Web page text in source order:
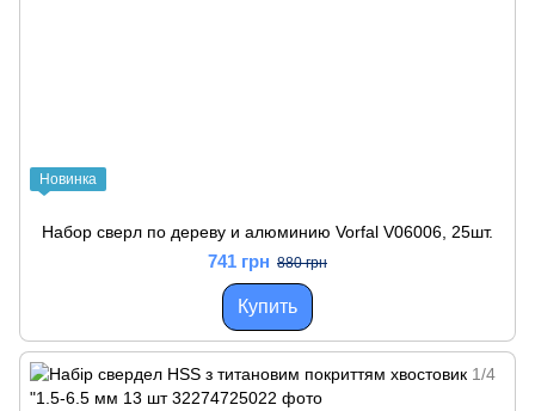
Новинка
Набор сверл по дереву и алюминию Vorfal V06006, 25шт.
741 грн 880 грн
Купить